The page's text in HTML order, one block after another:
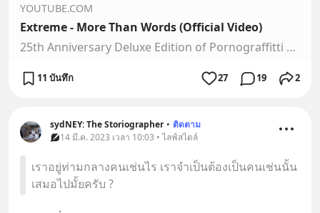
YOUTUBE.COM
Extreme - More Than Words (Official Video)
25th Anniversary Deluxe Edition of Pornograffitti available here - smarturl.it/ExtremePCD Music video by Extreme performing More Than Words. (C) 2004 A&M Rec...
11 บันทึก 27 19 2
sydNEY: The Storiographer • ติดตาม
14 มี.ค. 2023 เวลา 10:03 • ไลฟ์สไตล์
เราอยู่ท่ามกลางคนเช่นไร เราจำเป็นต้องเป็นคนเช่นนั้น
เสมอไปมั้ยครับ ?